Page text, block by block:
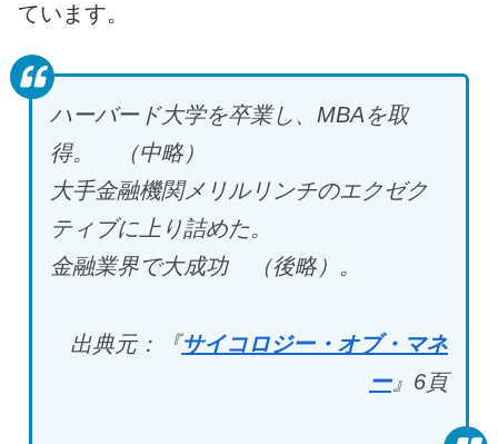
ています。
ハーバード大学を卒業し、MBAを取
得。 （中略）
大手金融機関メリルリンチのエクゼク
ティブに上り詰めた。
金融業界で大成功 （後略）。
出典元：『サイコロジー・オブ・マネ
ー』6頁